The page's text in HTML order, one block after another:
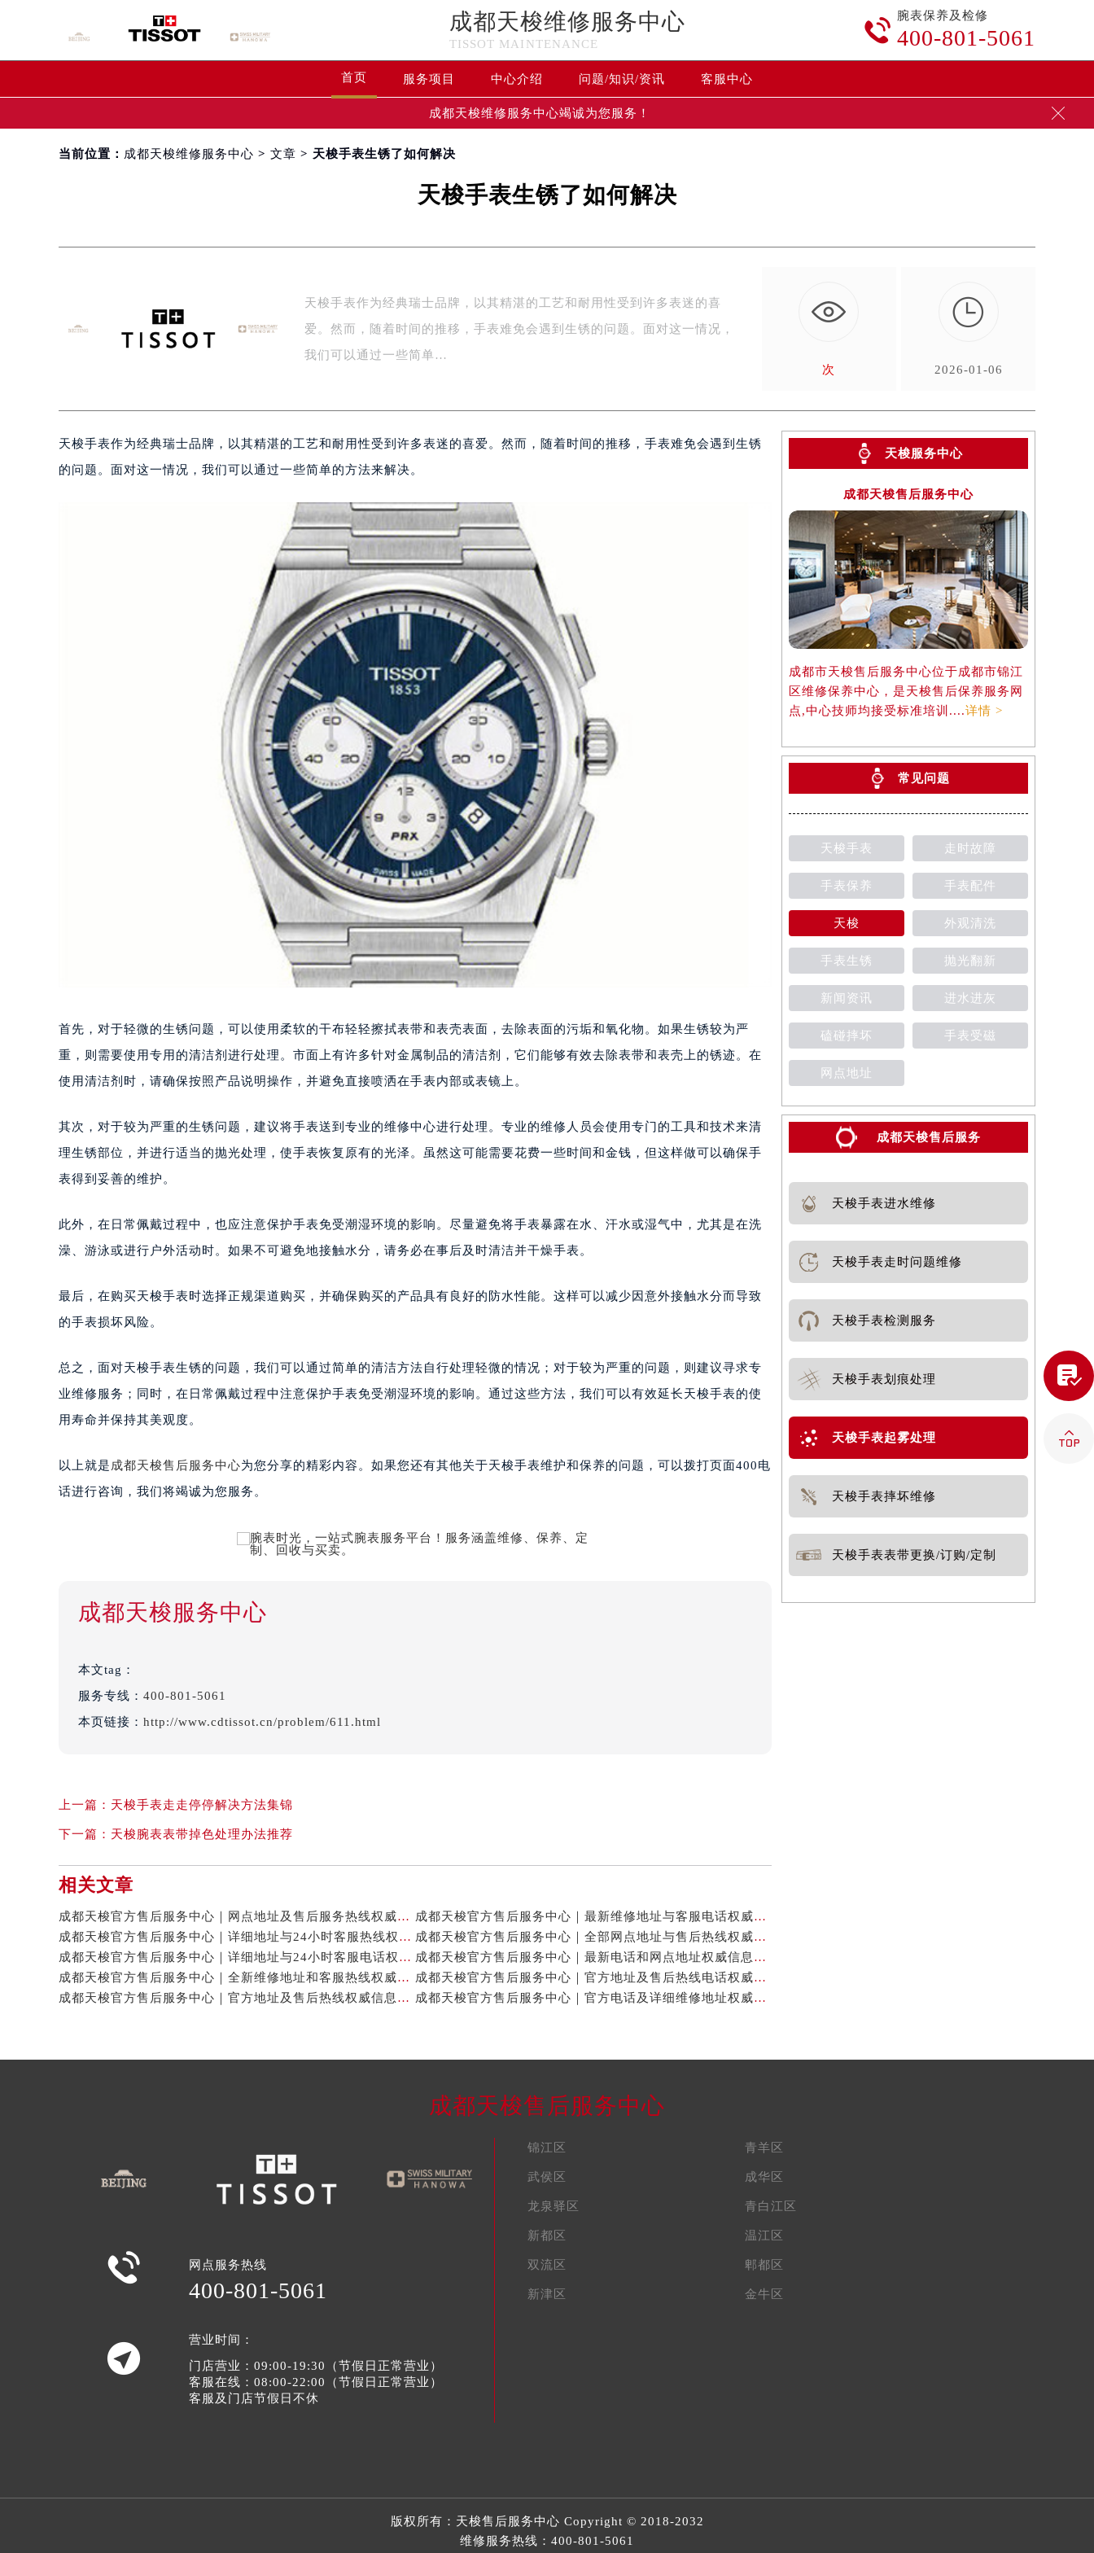
成都天梭维修服务中心
TISSOT MAINTENANCE

腕表保养及检修
400-801-5061
首页 服务项目 中心介绍 问题/知识/资讯 客服中心
成都天梭维修服务中心竭诚为您服务！ 
当前位置： 成都天梭维修服务中心 > 文章 > 天梭手表生锈了如何解决
天梭手表生锈了如何解决
天梭手表作为经典瑞士品牌，以其精湛的工艺和耐用性受到许多表迷的喜
爱。然而，随着时间的推移，手表难免会遇到生锈的问题。面对这一情况，
我们可以通过一些简单…
次

2026-01-06
天梭手表作为经典瑞士品牌，以其精湛的工艺和耐用性受到许多表迷的喜爱。然而，随着时间的推移，手表难免会遇到生锈
的问题。面对这一情况，我们可以通过一些简单的方法来解决。
首先，对于轻微的生锈问题，可以使用柔软的干布轻轻擦拭表带和表壳表面，去除表面的污垢和氧化物。如果生锈较为严
重，则需要使用专用的清洁剂进行处理。市面上有许多针对金属制品的清洁剂，它们能够有效去除表带和表壳上的锈迹。在
使用清洁剂时，请确保按照产品说明操作，并避免直接喷洒在手表内部或表镜上。
其次，对于较为严重的生锈问题，建议将手表送到专业的维修中心进行处理。专业的维修人员会使用专门的工具和技术来清
理生锈部位，并进行适当的抛光处理，使手表恢复原有的光泽。虽然这可能需要花费一些时间和金钱，但这样做可以确保手
表得到妥善的维护。
此外，在日常佩戴过程中，也应注意保护手表免受潮湿环境的影响。尽量避免将手表暴露在水、汗水或湿气中，尤其是在洗
澡、游泳或进行户外活动时。如果不可避免地接触水分，请务必在事后及时清洁并干燥手表。
最后，在购买天梭手表时选择正规渠道购买，并确保购买的产品具有良好的防水性能。这样可以减少因意外接触水分而导致
的手表损坏风险。
总之，面对天梭手表生锈的问题，我们可以通过简单的清洁方法自行处理轻微的情况；对于较为严重的问题，则建议寻求专
业维修服务；同时，在日常佩戴过程中注意保护手表免受潮湿环境的影响。通过这些方法，我们可以有效延长天梭手表的使
用寿命并保持其美观度。
以上就是 成都天梭售后服务中心为您分享的精彩内容。如果您还有其他关于天梭手表维护和保养的问题，可以拨打页面400电
话进行咨询，我们将竭诚为您服务。
成都天梭服务中心
本文tag：
服务专线： 400-801-5061
本页链接： http://www.cdtissot.cn/problem/611.html
上一篇： 天梭手表走走停停解决方法集锦
下一篇： 天梭腕表表带掉色处理办法推荐
相关文章
成都天梭官方售后服务中心｜网点地址及售后服务热线权威信息公示（2026年7月最新）
成都天梭官方售后服务中心｜最新维修地址与客服电话权威信息公示（2026年7月最新）
成都天梭官方售后服务中心｜详细地址与24小时客服热线权威信息公示（2026年7月最新）
成都天梭官方售后服务中心｜全部网点地址与售后热线权威信息公示（2026年7月最新）
成都天梭官方售后服务中心｜详细地址与24小时客服电话权威信息公示（2026年7月最新）
成都天梭官方售后服务中心｜最新电话和网点地址权威信息公示（2026年7月最新）
成都天梭官方售后服务中心｜全新维修地址和客服热线权威信息公示（2026年7月最新）
成都天梭官方售后服务中心｜官方地址及售后热线电话权威信息公示（2026年7月最新）
成都天梭官方售后服务中心｜官方地址及售后热线权威信息公示（2026年7月最新）
成都天梭官方售后服务中心｜官方电话及详细维修地址权威信息公示（2026年7月最新）
天梭服务中心
成都天梭售后服务中心
成都市天梭售后服务中心位于成都市锦江
区维修保养中心，是天梭售后保养服务网
点,中心技师均接受标准培训....详情 >
常见问题
天梭手表 走时故障
手表保养 手表配件
天梭 外观清洗
手表生锈 抛光翻新
新闻资讯 进水进灰
磕碰摔坏 手表受磁
网点地址
成都天梭售后服务
天梭手表进水维修
天梭手表走时问题维修
天梭手表检测服务
天梭手表划痕处理
天梭手表起雾处理
天梭手表摔坏维修
天梭手表表带更换/订购/定制
成都天梭售后服务中心
 网点服务热线
400-801-5061

营业时间：
门店营业：09:00-19:30（节假日正常营业）
客服在线：08:00-22:00（节假日正常营业）
客服及门店节假日不休
锦江区 青羊区
武侯区 成华区
龙泉驿区 青白江区
新都区 温江区
双流区 郫都区
新津区 金牛区
版权所有： 天梭售后服务中心 Copyright © 2018-2032
维修服务热线： 400-801-5061

